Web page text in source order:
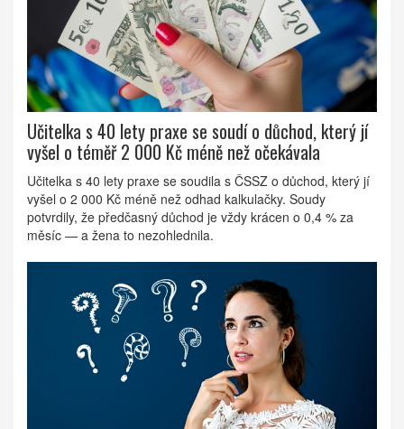
Učitelka s 40 lety praxe se soudí o důchod, který jí
vyšel o téměř 2 000 Kč méně než očekávala
Učitelka s 40 lety praxe se soudila s ČSSZ o důchod, který jí
vyšel o 2 000 Kč méně než odhad kalkulačky. Soudy
potvrdily, že předčasný důchod je vždy krácen o 0,4 % za
měsíc — a žena to nezohlednila.